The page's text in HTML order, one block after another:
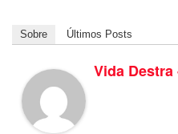
Sobre Últimos Posts
Vida